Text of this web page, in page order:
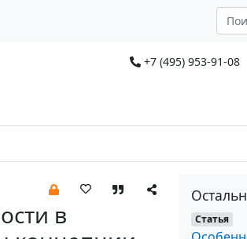
+7 (495) 953-91-08
в
Статья